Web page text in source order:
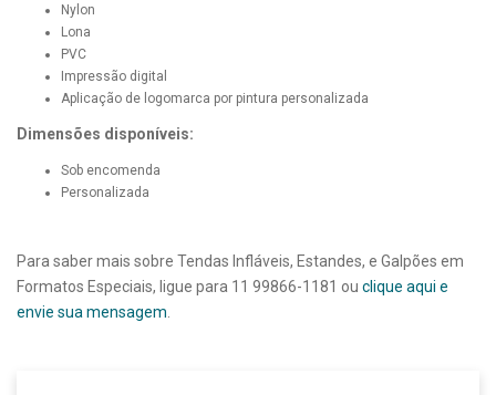
Nylon
Lona
PVC
Impressão digital
Aplicação de logomarca por pintura personalizada
Dimensões disponíveis:
Sob encomenda
Personalizada
Para saber mais sobre Tendas Infláveis, Estandes, e Galpões em
Formatos Especiais, ligue para 11 99866-1181 ou clique aqui e
envie sua mensagem